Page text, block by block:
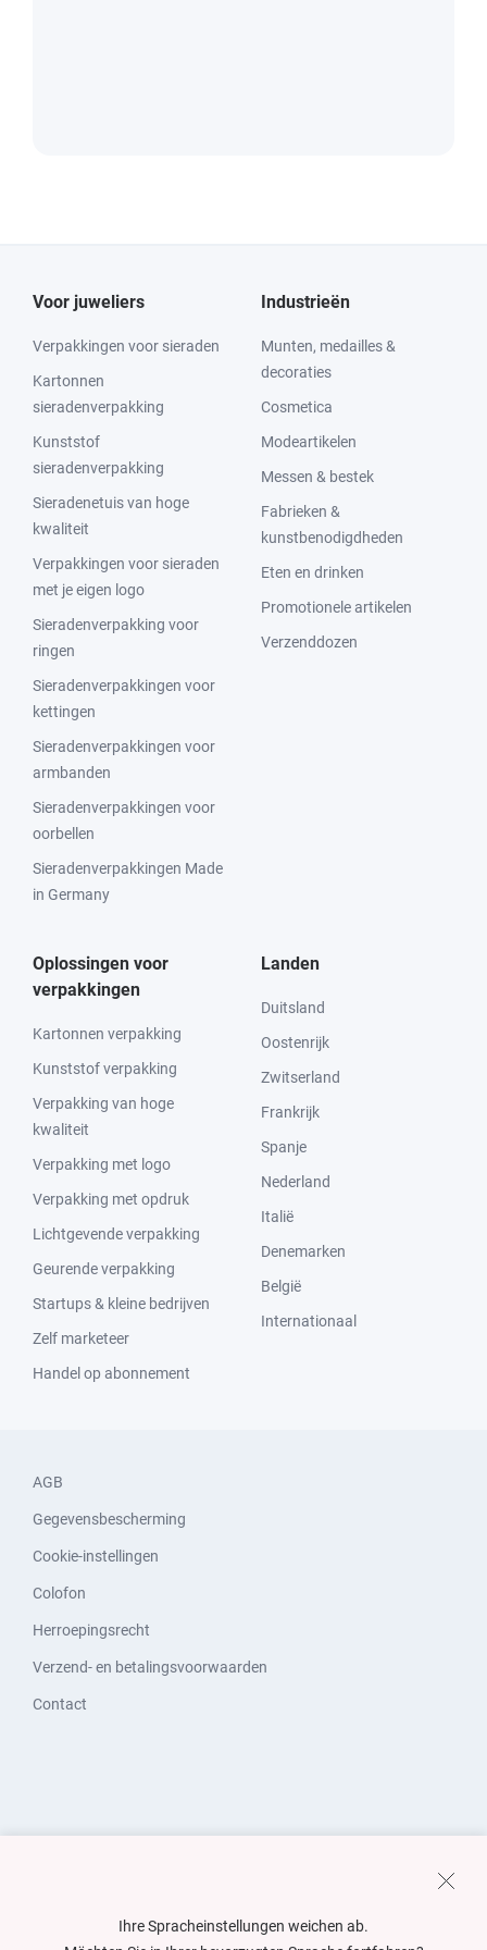
Voor juweliers
Verpakkingen voor sieraden
Kartonnen
sieradenverpakking
Kunststof
sieradenverpakking
Sieradenetuis van hoge
kwaliteit
Verpakkingen voor sieraden
met je eigen logo
Sieradenverpakking voor
ringen
Sieradenverpakkingen voor
kettingen
Sieradenverpakkingen voor
armbanden
Sieradenverpakkingen voor
oorbellen
Sieradenverpakkingen Made
in Germany
Industrieën
Munten, medailles &
decoraties
Cosmetica
Modeartikelen
Messen & bestek
Fabrieken &
kunstbenodigdheden
Eten en drinken
Promotionele artikelen
Verzenddozen
Oplossingen voor
verpakkingen
Kartonnen verpakking
Kunststof verpakking
Verpakking van hoge
kwaliteit
Verpakking met logo
Verpakking met opdruk
Lichtgevende verpakking
Geurende verpakking
Startups & kleine bedrijven
Zelf marketeer
Handel op abonnement
Landen
Duitsland
Oostenrijk
Zwitserland
Frankrijk
Spanje
Nederland
Italië
Denemarken
België
Internationaal
AGB
Gegevensbescherming
Cookie-instellingen
Colofon
Herroepingsrecht
Verzend- en betalingsvoorwaarden
Contact
Ihre Spracheinstellungen weichen ab.